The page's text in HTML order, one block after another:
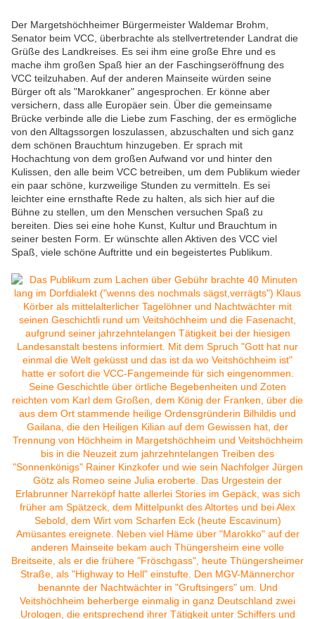
Der Margetshöchheimer Bürgermeister Waldemar Brohm,
Senator beim VCC, überbrachte als stellvertretender Landrat die
Grüße des Landkreises. Es sei ihm eine große Ehre und es
mache ihm großen Spaß hier an der Faschingseröffnung des
VCC teilzuhaben. Auf der anderen Mainseite würden seine
Bürger oft als "Marokkaner" angesprochen. Er könne aber
versichern, dass alle Europäer sein. Über die gemeinsame
Brücke verbinde alle die Liebe zum Fasching, der es ermögliche
von den Alltagssorgen loszulassen, abzuschalten und sich ganz
dem schönen Brauchtum hinzugeben. Er sprach mit
Hochachtung von dem großen Aufwand vor und hinter den
Kulissen, den alle beim VCC betreiben, um dem Publikum wieder
ein paar schöne, kurzweilige Stunden zu vermitteln. Es sei
leichter eine ernsthafte Rede zu halten, als sich hier auf die
Bühne zu stellen, um den Menschen versuchen Spaß zu
bereiten. Dies sei eine hohe Kunst, Kultur und Brauchtum in
seiner besten Form. Er wünschte allen Aktiven des VCC viel
Spaß, viele schöne Auftritte und ein begeistertes Publikum.